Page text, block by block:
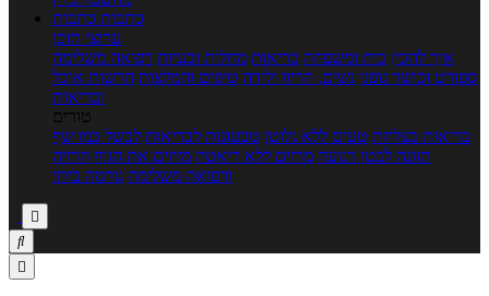
כתבות כתבות
ערוצי תוכן
איך להכין בית ומשפחה בריאות מחלות ובעיות רפואה משלימה
ספורט וכושר גופני נשים, הריון ולידה טיפים והמלצות חדשות אוכל
ובריאות
טורים
בריאות בצלחת טעים ללא גלוטן טבעונות לבריאות לבשל כמו שף
תזונה לבטן רגועה מרזים ללא דיאטה מזיזים את הגוף הרזיה
ורפואה משלימה גורמה ביתי


